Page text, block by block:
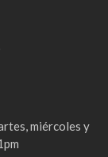
miércoles y